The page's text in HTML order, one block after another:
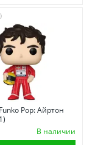
Pop: Айртон
В наличии